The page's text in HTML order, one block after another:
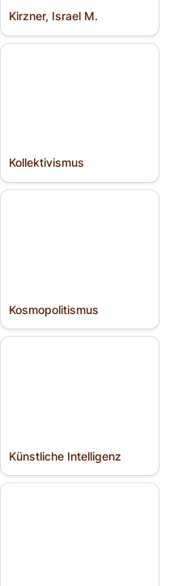
Kirzner, Israel M.
Kollektivismus
Kollektivismus
Kosmopolitismus
Kosmopolitismus
Künstliche Intelligenz
Künstliche Intelligenz
Leoni, Bruno